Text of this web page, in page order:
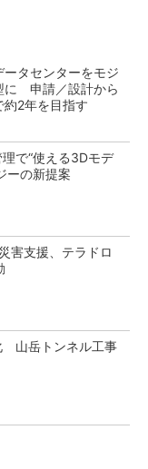
ータセンターをモジ
に 申請／設計から
約2年を目指す
で“使える3Dモデ
ーの新提案
害支援、テラドロ
山岳トンネル工事